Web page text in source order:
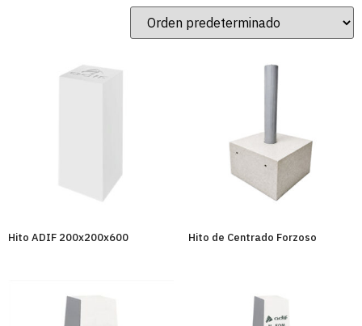
Hito ADIF 200x200x600 Hito de Centrado Forzoso